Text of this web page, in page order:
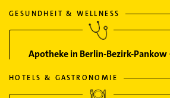
GESUNDHEIT & WELLNESS
Apotheke in Berlin-Bezirk-Pankow
HOTELS & GASTRONOMIE